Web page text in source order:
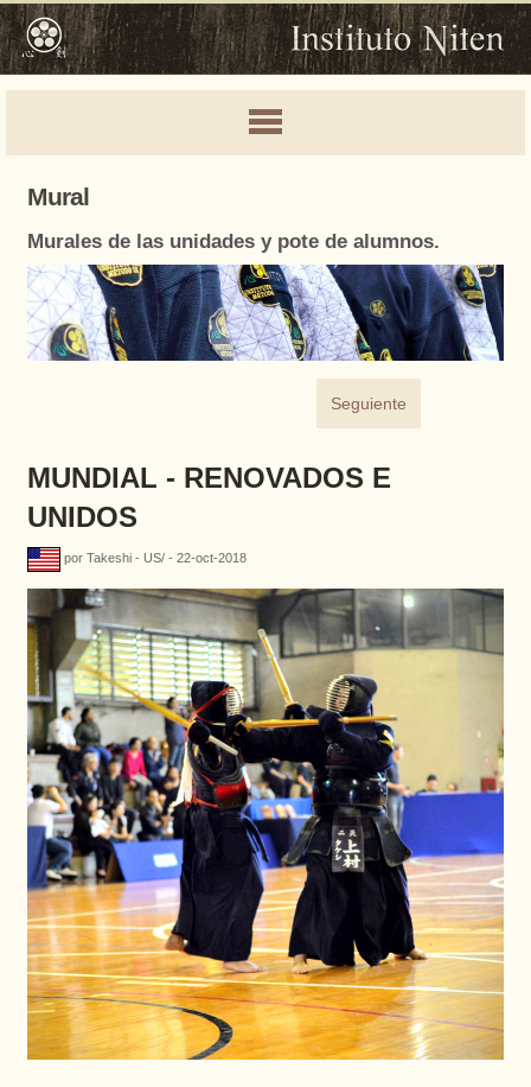
Mural
Murales de las unidades y pote de alumnos.
Seguiente
MUNDIAL - RENOVADOS E
UNIDOS
por Takeshi - US/ - 22-oct-2018